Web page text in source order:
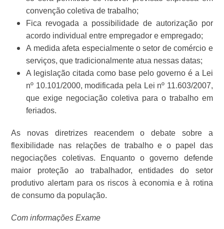
convenção coletiva de trabalho;
Fica revogada a possibilidade de autorização por
acordo individual entre empregador e empregado;
A medida afeta especialmente o setor de comércio e
serviços, que tradicionalmente atua nessas datas;
A legislação citada como base pelo governo é a Lei
nº 10.101/2000, modificada pela Lei nº 11.603/2007,
que exige negociação coletiva para o trabalho em
feriados.
As novas diretrizes reacendem o debate sobre a
flexibilidade nas relações de trabalho e o papel das
negociações coletivas. Enquanto o governo defende
maior proteção ao trabalhador, entidades do setor
produtivo alertam para os riscos à economia e à rotina
de consumo da população.
Com informações Exame